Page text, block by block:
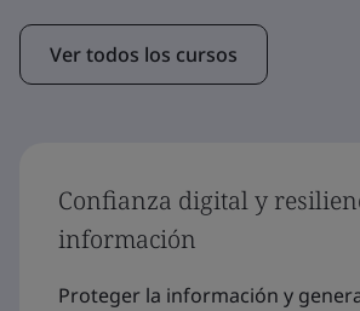
Ver todos los cursos
Confianza digital y
información
Proteger la información y